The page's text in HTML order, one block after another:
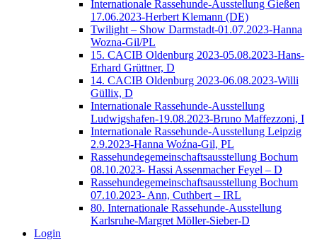
Internationale Rassehunde-Ausstellung Gießen
17.06.2023-Herbert Klemann (DE)
Twilight – Show Darmstadt-01.07.2023-Hanna
Wozna-Gil/PL
15. CACIB Oldenburg 2023-05.08.2023-Hans-
Erhard Grüttner, D
14. CACIB Oldenburg 2023-06.08.2023-Willi
Güllix, D
Internationale Rassehunde-Ausstellung
Ludwigshafen-19.08.2023-Bruno Maffezzoni, I
Internationale Rassehunde-Ausstellung Leipzig
2.9.2023-Hanna Woźna-Gil, PL
Rassehundegemeinschaftsausstellung Bochum
08.10.2023- Hassi Assenmacher Feyel – D
Rassehundegemeinschaftsausstellung Bochum
07.10.2023- Ann, Cuthbert – IRL
80. Internationale Rassehunde-Ausstellung
Karlsruhe-Margret Möller-Sieber-D
Login